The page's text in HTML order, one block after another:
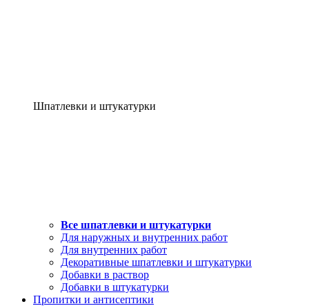
Шпатлевки и штукатурки
Все шпатлевки и штукатурки
Для наружных и внутренних работ
Для внутренних работ
Декоративные шпатлевки и штукатурки
Добавки в раствор
Добавки в штукатурки
Пропитки и антисептики